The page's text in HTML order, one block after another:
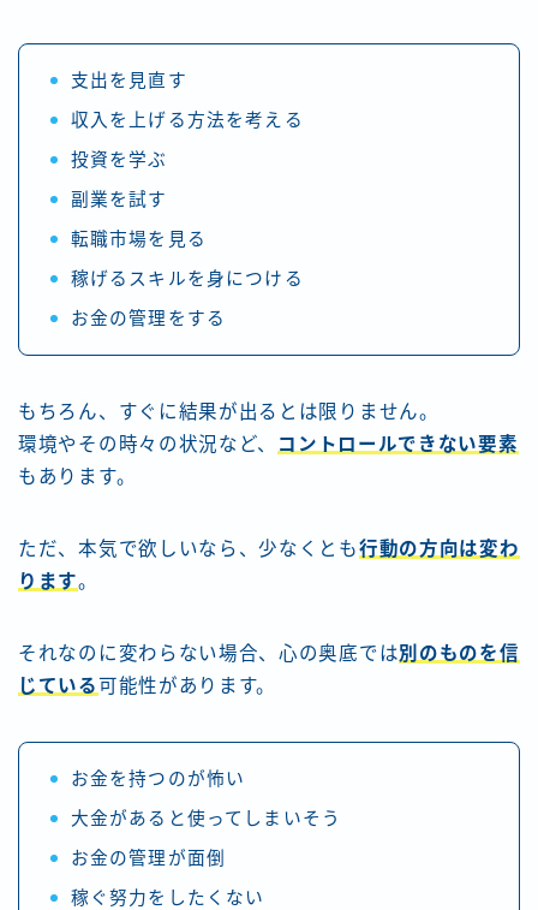
支出を見直す
収入を上げる方法を考える
投資を学ぶ
副業を試す
転職市場を見る
稼げるスキルを身につける
お金の管理をする
もちろん、すぐに結果が出るとは限りません。
環境やその時々の状況など、
コントロールできない要素
もあります。
ただ、本気で欲しいなら、少なくとも行動の方向は変わ
ります。
それなのに変わらない場合、心の奥底では別のものを信
じている可能性があります。
お金を持つのが怖い
大金があると使ってしまいそう
お金の管理が面倒
稼ぐ努力をしたくない